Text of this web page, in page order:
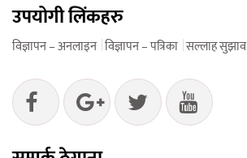
उपयोगी लिंकहरु
विज्ञापन – अनलाइन विज्ञापन – पत्रिका सल्लाह सुझाव